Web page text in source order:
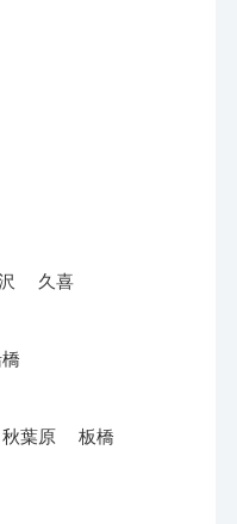
久喜
秋葉原 板橋